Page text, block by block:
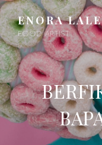
ENORA
FOOD ARTIST